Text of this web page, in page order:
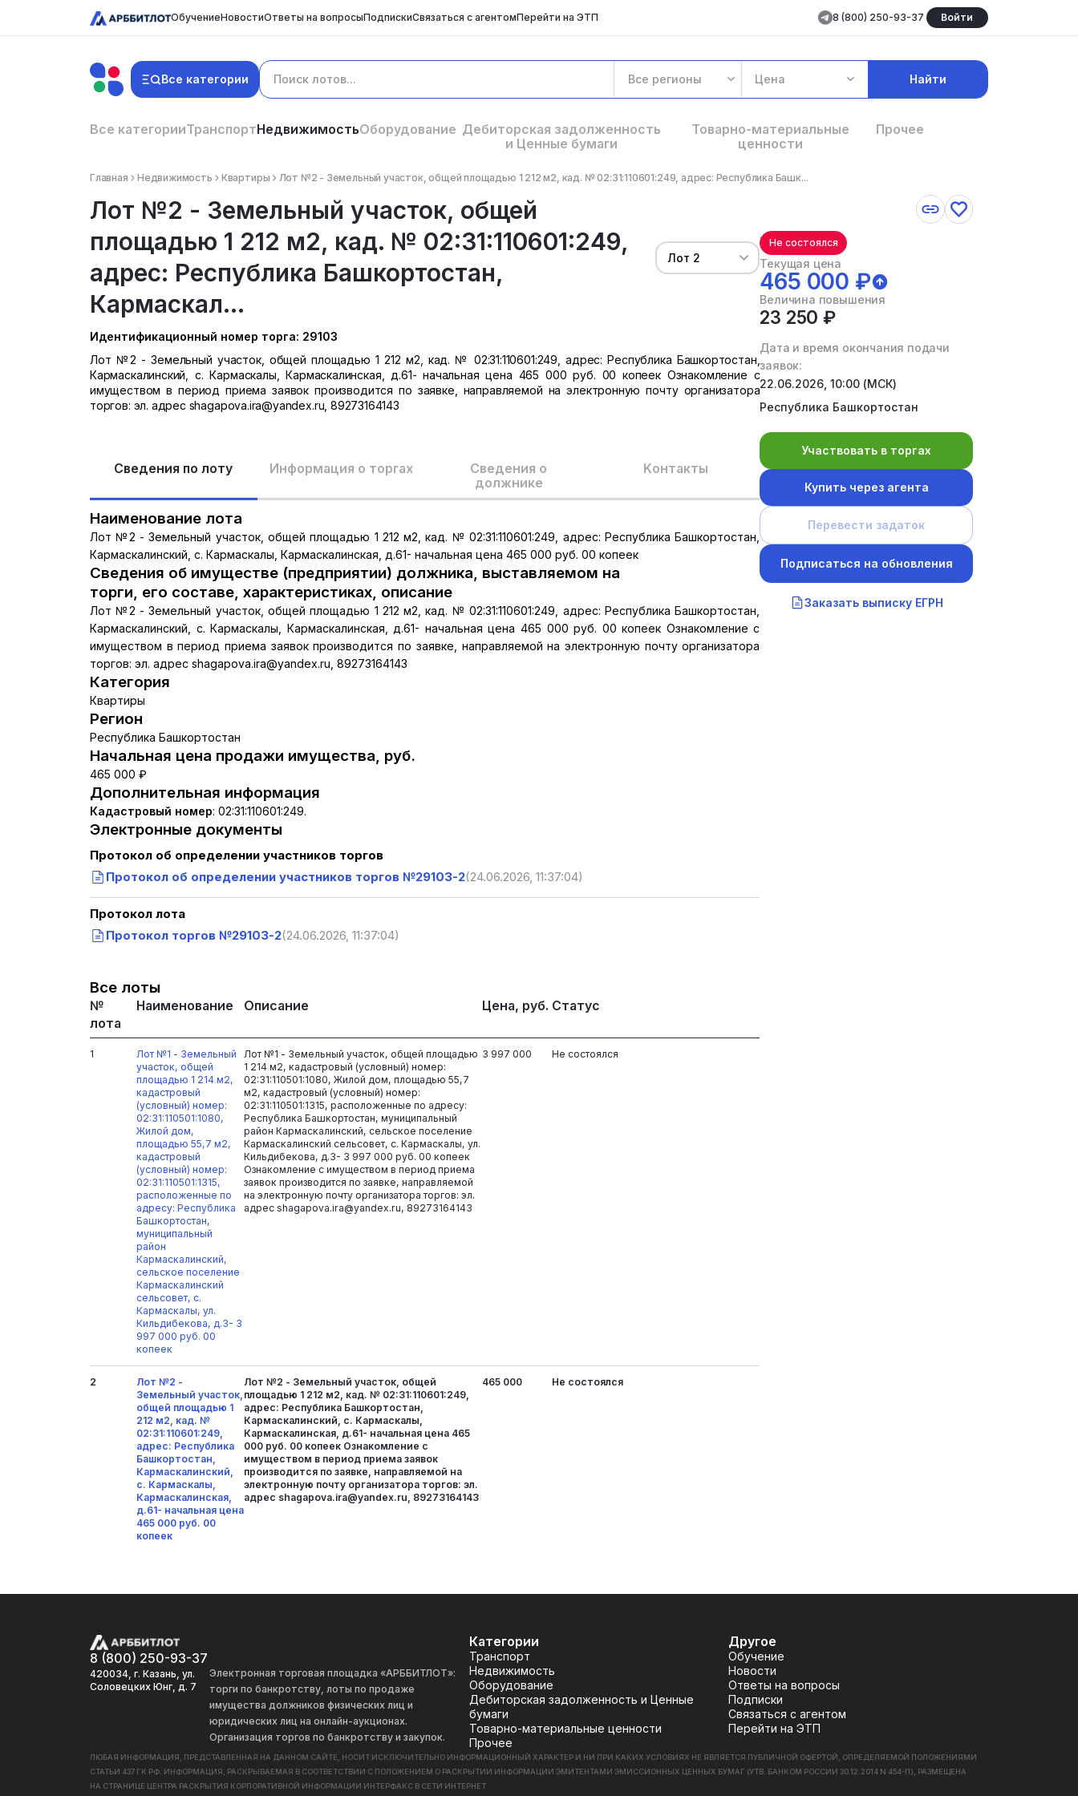
ОбучениеНовостиОтветы на вопросыПодпискиСвязаться с агентомПерейти на ЭТП 8 (800) 250-93-37 Войти
Все категории Все регионы Цена Найти
Все категорииТранспортНедвижимостьОборудование Дебиторская задолженность
и Ценные бумаги
Товарно-материальные
ценности
Прочее
Главная Недвижимость Квартиры Лот №2 - Земельный участок, общей площадью 1 212 м2, кад. № 02:31:110601:249, адрес: Республика Башк...
Лот №2 - Земельный участок, общей
площадью 1 212 м2, кад. № 02:31:110601:249,
адрес: Республика Башкортостан,
Кармаскал...
Лот 2
Идентификационный номер торга: 29103
Лот №2 - Земельный участок, общей площадью 1 212 м2, кад. № 02:31:110601:249, адрес: Республика Башкортостан,
Кармаскалинский, с. Кармаскалы, Кармаскалинская, д.61- начальная цена 465 000 руб. 00 копеек Ознакомление с
имуществом в период приема заявок производится по заявке, направляемой на электронную почту организатора
торгов: эл. адрес shagapova.ira@yandex.ru, 89273164143
Сведения по лоту Информация о торгах
Сведения о
должнике
Kонтакты
Наименование лота
Лот №2 - Земельный участок, общей площадью 1 212 м2, кад. № 02:31:110601:249, адрес: Республика Башкортостан,
Кармаскалинский, с. Кармаскалы, Кармаскалинская, д.61- начальная цена 465 000 руб. 00 копеек
Сведения об имуществе (предприятии) должника, выставляемом на
торги, его составе, характеристиках, описание
Лот №2 - Земельный участок, общей площадью 1 212 м2, кад. № 02:31:110601:249, адрес: Республика Башкортостан,
Кармаскалинский, с. Кармаскалы, Кармаскалинская, д.61- начальная цена 465 000 руб. 00 копеек Ознакомление с
имуществом в период приема заявок производится по заявке, направляемой на электронную почту организатора
торгов: эл. адрес shagapova.ira@yandex.ru, 89273164143
Категория
Квартиры
Регион
Республика Башкортостан
Начальная цена продажи имущества, руб.
465 000 ₽
Дополнительная информация
Кадастровый номер: 02:31:110601:249.
Электронные документы
Протокол об определении участников торгов
Протокол об определении участников торгов №29103-2(24.06.2026, 11:37:04)
Протокол лота
Протокол торгов №29103-2(24.06.2026, 11:37:04)
Все лоты
№
лота
Наименование Описание Цена, руб. Статус
1
Лот №1 - Земельный
участок, общей
площадью 1 214 м2,
кадастровый
(условный) номер:
02:31:110501:1080,
Жилой дом,
площадью 55,7 м2,
кадастровый
(условный) номер:
02:31:110501:1315,
расположенные по
адресу: Республика
Башкортостан,
муниципальный
район
Кармаскалинский,
сельское поселение
Кармаскалинский
сельсовет, с.
Кармаскалы, ул.
Кильдибекова, д.3- 3
997 000 руб. 00
копеек
Лот №1 - Земельный участок, общей площадью
1 214 м2, кадастровый (условный) номер:
02:31:110501:1080, Жилой дом, площадью 55,7
м2, кадастровый (условный) номер:
02:31:110501:1315, расположенные по адресу:
Республика Башкортостан, муниципальный
район Кармаскалинский, сельское поселение
Кармаскалинский сельсовет, с. Кармаскалы, ул.
Кильдибекова, д.3- 3 997 000 руб. 00 копеек
Ознакомление с имуществом в период приема
заявок производится по заявке, направляемой
на электронную почту организатора торгов: эл.
адрес shagapova.ira@yandex.ru, 89273164143
3 997 000 Не состоялся
2
Лот №2 -
Земельный участок,
общей площадью 1
212 м2, кад. №
02:31:110601:249,
адрес: Республика
Башкортостан,
Кармаскалинский,
с. Кармаскалы,
Кармаскалинская,
д.61- начальная цена
465 000 руб. 00
копеек
Лот №2 - Земельный участок, общей
площадью 1 212 м2, кад. № 02:31:110601:249,
адрес: Республика Башкортостан,
Кармаскалинский, с. Кармаскалы,
Кармаскалинская, д.61- начальная цена 465
000 руб. 00 копеек Ознакомление с
имуществом в период приема заявок
производится по заявке, направляемой на
электронную почту организатора торгов: эл.
адрес shagapova.ira@yandex.ru, 89273164143
465 000 Не состоялся
Не состоялся
Текущая цена
465 000 ₽
Величина повышения
23 250 ₽
Дата и время окончания подачи
заявок:
22.06.2026, 10:00 (МСК)
Республика Башкортостан
Участвовать в торгах
Купить через агента
Перевести задаток
Подписаться на обновления
Заказать выписку ЕГРН
8 (800) 250-93-37
420034, г. Казань, ул.
Соловецких Юнг, д. 7
Электронная торговая площадка «АРББИТЛОТ»:
торги по банкротству, лоты по продаже
имущества должников физических лиц и
юридических лиц на онлайн-аукционах.
Организация торгов по банкротству и закупок.
Категории
Транспорт
Недвижимость
Оборудование
Дебиторская задолженность и Ценные
бумаги
Товарно-материальные ценности
Прочее
Другое
Обучение
Новости
Ответы на вопросы
Подписки
Связаться с агентом
Перейти на ЭТП
ЛЮБАЯ ИНФОРМАЦИЯ, ПРЕДСТАВЛЕННАЯ НА ДАННОМ САЙТЕ, НОСИТ ИСКЛЮЧИТЕЛЬНО ИНФОРМАЦИОННЫЙ ХАРАКТЕР И НИ ПРИ КАКИХ УСЛОВИЯХ НЕ ЯВЛЯЕТСЯ ПУБЛИЧНОЙ ОФЕРТОЙ, ОПРЕДЕЛЯЕМОЙ ПОЛОЖЕНИЯМИ
СТАТЬИ 437 ГК РФ. ИНФОРМАЦИЯ, РАСКРЫВАЕМАЯ В СООТВЕТСТВИИ С ПОЛОЖЕНИЕМ О РАСКРЫТИИ ИНФОРМАЦИИ ЭМИТЕНТАМИ ЭМИССИОННЫХ ЦЕННЫХ БУМАГ (УТВ. БАНКОМ РОССИИ 30.12.2014 N 454-П), РАЗМЕЩЕНА
НА СТРАНИЦЕ ЦЕНТРА РАСКРЫТИЯ КОРПОРАТИВНОЙ ИНФОРМАЦИИ ИНТЕРФАКС В СЕТИ ИНТЕРНЕТ